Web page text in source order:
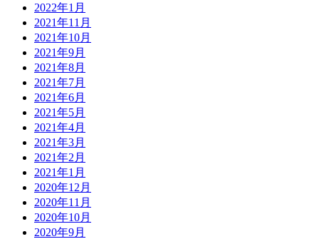
2022年1月
2021年11月
2021年10月
2021年9月
2021年8月
2021年7月
2021年6月
2021年5月
2021年4月
2021年3月
2021年2月
2021年1月
2020年12月
2020年11月
2020年10月
2020年9月